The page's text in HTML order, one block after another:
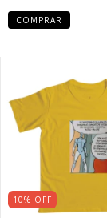
COMPRAR
10% OFF